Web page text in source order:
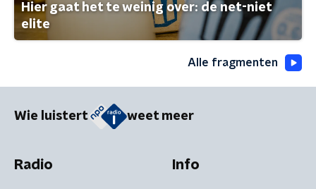
Hier gaat het te weinig over: de net-niet
elite
Alle fragmenten
Wie luistert weet meer
Radio Info